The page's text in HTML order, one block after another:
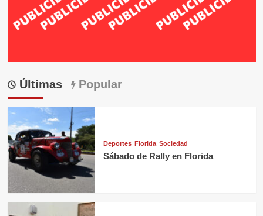
Últimas Popular
Deportes Florida Sociedad
Sábado de Rally en Florida